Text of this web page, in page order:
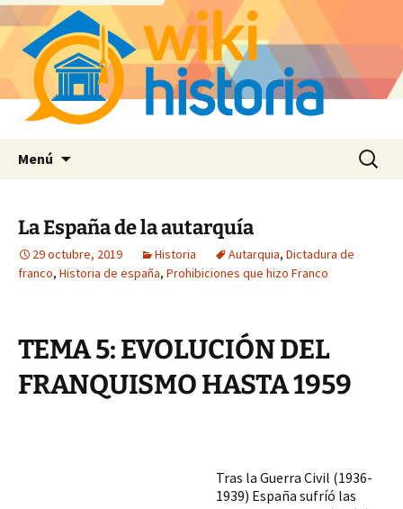
Menú Buscar:
La España de la autarquía
29 octubre, 2019 Historia Autarquia, Dictadura de
franco, Historia de españa, Prohibiciones que hizo Franco
TEMA 5: EVOLUCIÓN DEL
FRANQUISMO HASTA 1959
Tras la Guerra Civil (1936-
1939) España sufríó las